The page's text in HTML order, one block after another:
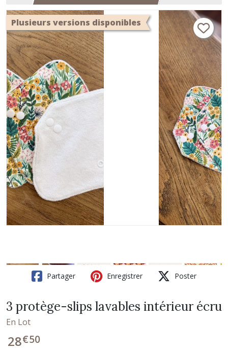
Plusieurs versions disponibles
Partager Enregistrer Poster
3 protège-slips lavables intérieur écru
En Lot
28€50